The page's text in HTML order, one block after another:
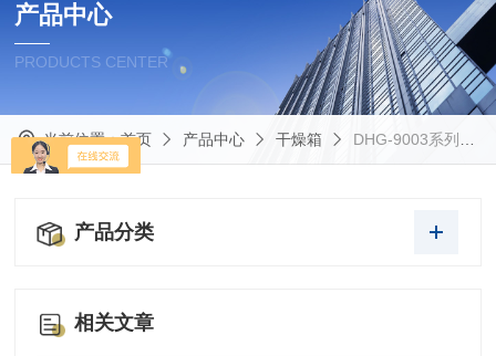
产品中心
PRODUCTS CENTER
当前位置：首页 产品中心 干燥箱 DHG-9003系列台式鼓风干燥箱
产品分类
相关文章